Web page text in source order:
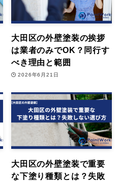
大田区の外壁塗装の挨拶
は業者のみでOK？同行す
べき理由と範囲
2026年6月21日
大田区の外壁塗装で重要
な下塗り種類とは？失敗